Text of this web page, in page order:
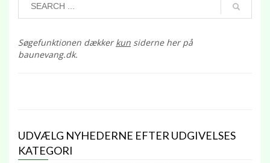
Søgefunktionen dækkerkun siderne her på
baunevang.dk.
UDVÆLG NYHEDERNE EFTER UDGIVELSES
KATEGORI